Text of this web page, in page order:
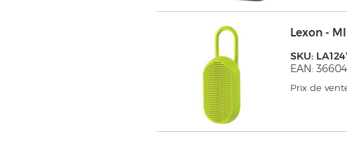
Lexon -
SKU:
EAN:
Prix de